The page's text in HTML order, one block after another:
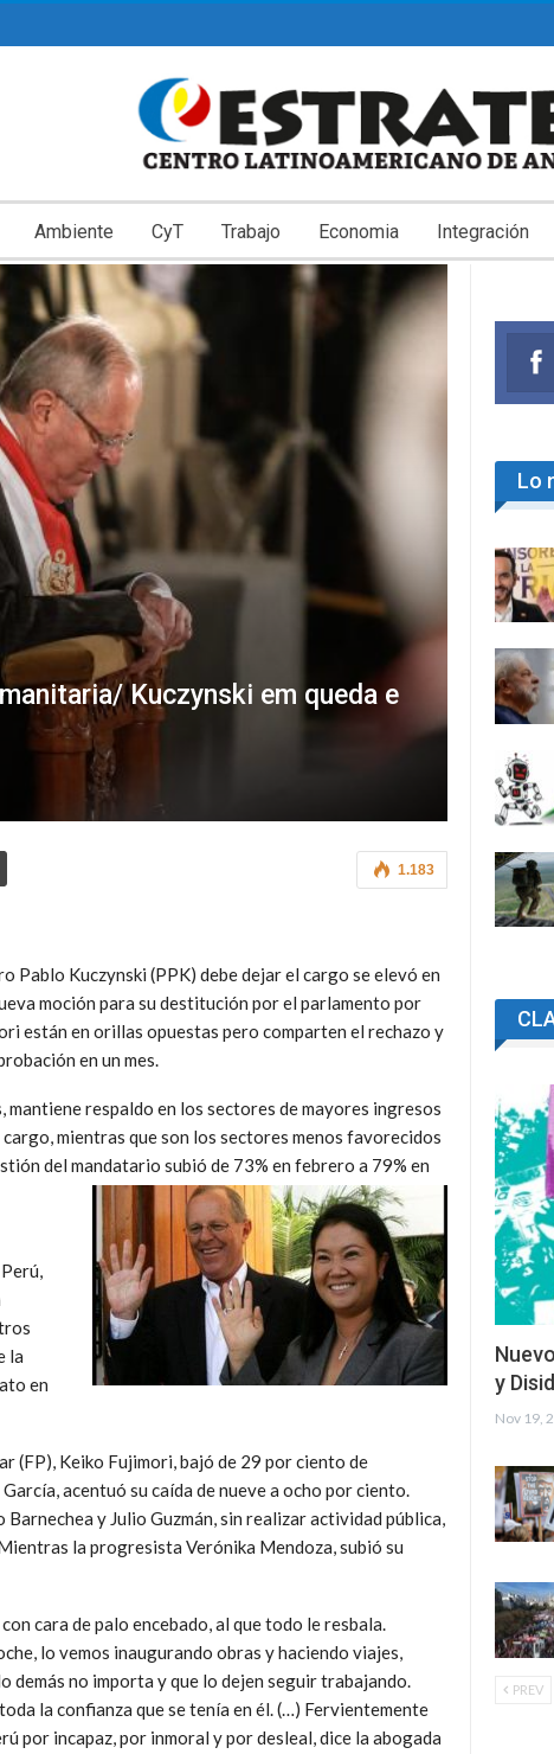
Ambiente CyT Trabajo Economia Integración
Kuczynski em queda e
1.183
Pablo Kuczynski (PPK) debe dejar el cargo se elevó en
moción para su destitución por el parlamento por
están en orillas opuestas pero comparten el rechazo y
en un mes.
respaldo en los sectores de mayores ingresos
mientras que son los sectores menos favorecidos
del mandatario subió de 73% en febrero a 79% en
la
en
(FP), Keiko Fujimori, bajó de 29 por ciento de
acentuó su caída de nueve a ocho por ciento.
y Julio Guzmán, sin realizar actividad pública,
la progresista Verónika Mendoza, subió su
cara de palo encebado, al que todo le resbala.
lo vemos inaugurando obras y haciendo viajes,
demás no importa y que lo dejen seguir trabajando.
la confianza que se tenía en él. (…) Fervientemente
por incapaz, por inmoral y por desleal, dice la abogada
Lo
y
Nov 19,
PREV